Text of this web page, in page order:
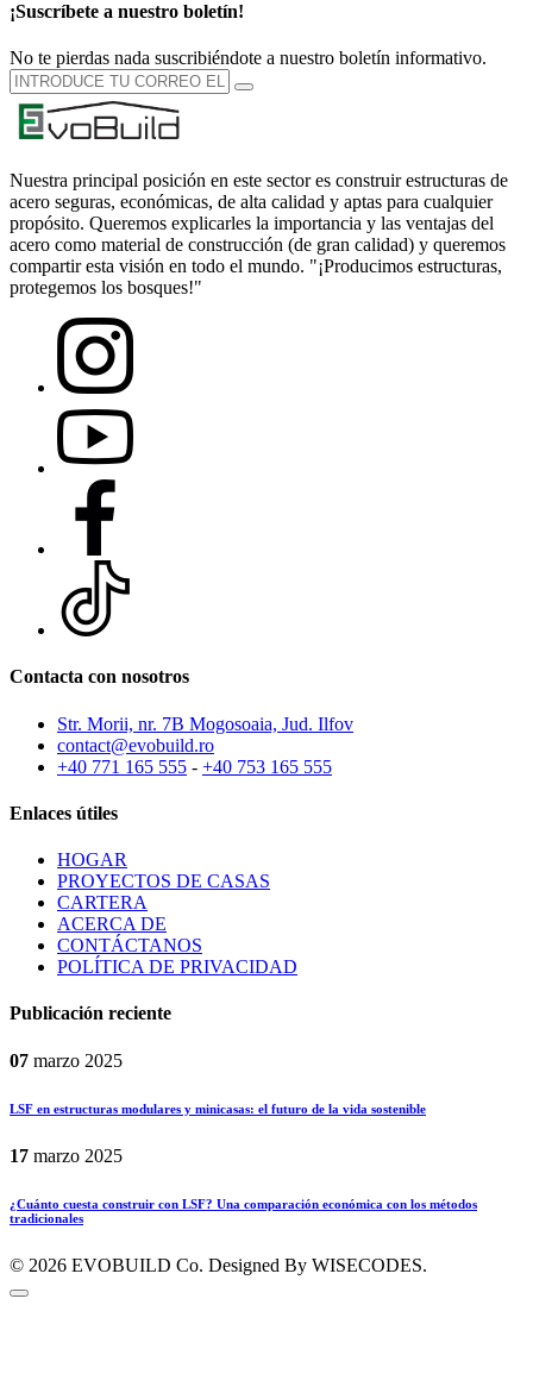
¡Suscríbete a nuestro boletín!
No te pierdas nada suscribiéndote a nuestro boletín informativo.
Nuestra principal posición en este sector es construir estructuras de
acero seguras, económicas, de alta calidad y aptas para cualquier
propósito. Queremos explicarles la importancia y las ventajas del
acero como material de construcción (de gran calidad) y queremos
compartir esta visión en todo el mundo. "¡Producimos estructuras,
protegemos los bosques!"
Contacta con nosotros
Str. Morii, nr. 7B Mogosoaia, Jud. Ilfov
contact@evobuild.ro
+40 771 165 555 - +40 753 165 555
Enlaces útiles
HOGAR
PROYECTOS DE CASAS
CARTERA
ACERCA DE
CONTÁCTANOS
POLÍTICA DE PRIVACIDAD
Publicación reciente
07 marzo 2025
LSF en estructuras modulares y minicasas: el futuro de la vida sostenible
17 marzo 2025
¿Cuánto cuesta construir con LSF? Una comparación económica con los métodos
tradicionales
© 2026 EVOBUILD Co. Designed By WISECODES.